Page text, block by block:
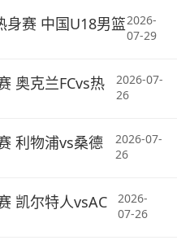
身赛 中国U18男篮2026-
07-29
奥克兰FCvs热
2026-07-
26
利物浦vs桑德
2026-07-
26
凯尔特人vsAC
2026-
07-26